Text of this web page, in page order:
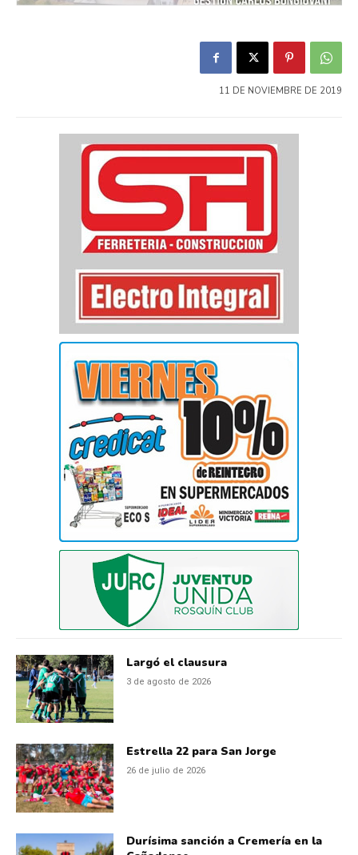
11 DE NOVIEMBRE DE 2019
Largó el clausura
3 de agosto de 2026
Estrella 22 para San Jorge
26 de julio de 2026
Durísima sanción a Cremería en la